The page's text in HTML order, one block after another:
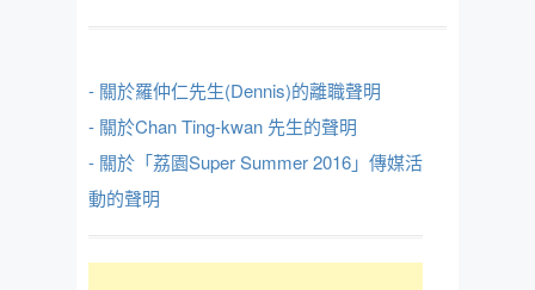
- 關於羅仲仁先生(Dennis)的離職聲明
- 關於Chan Ting-kwan 先生的聲明
- 關於「荔園Super Summer 2016」傳媒活
動的聲明